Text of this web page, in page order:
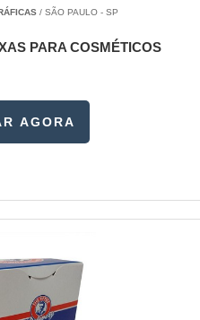
/ SÃO PAULO - SP
PARA COSMÉTICOS
AGORA